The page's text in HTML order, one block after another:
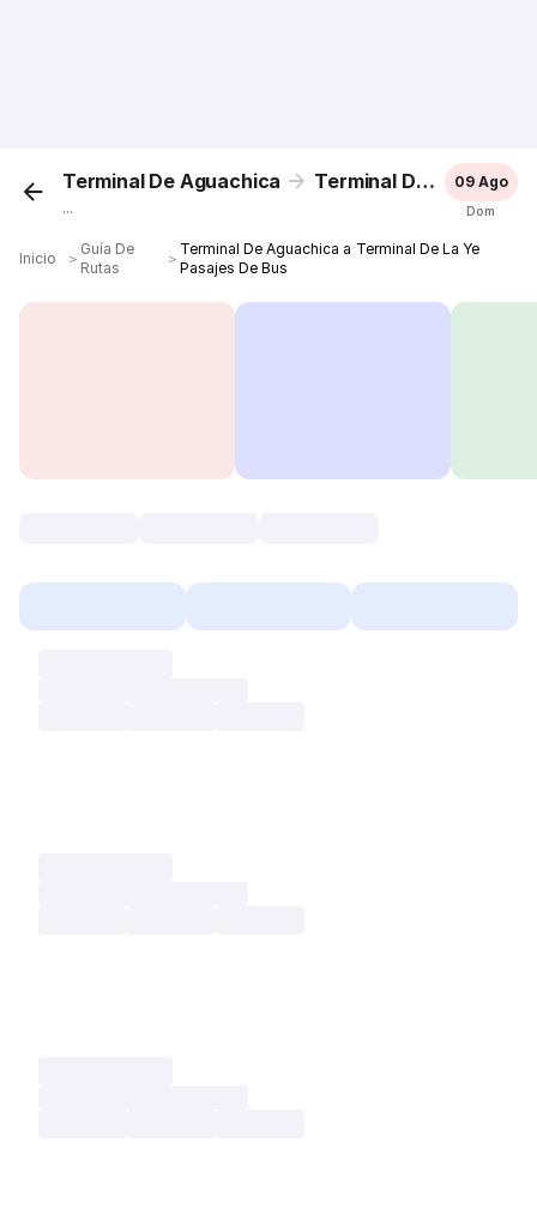
Terminal De Aguachica Terminal De La Ye
...
09 Ago
Dom
Inicio ＞
Guía De
Rutas
＞
Terminal De Aguachica a Terminal De La Ye
Pasajes De Bus